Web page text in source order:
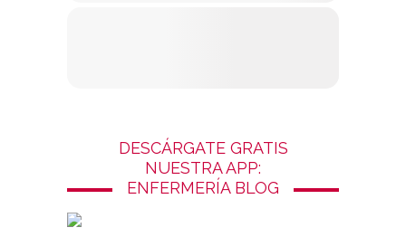
DESCÁRGATE GRATIS
NUESTRA APP:
ENFERMERÍA BLOG